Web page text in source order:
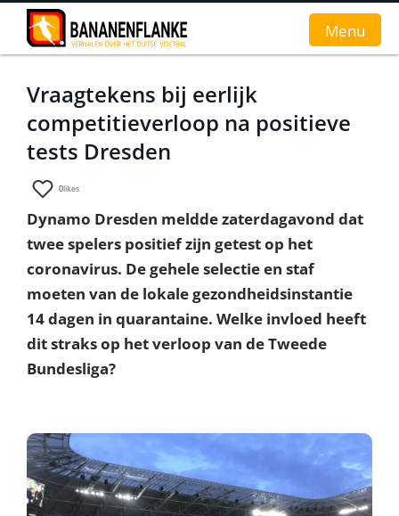
Home
Nieuws
Interviews
Groundhopverhalen
De fans
Achtergrond
Menu
Vraagtekens bij eerlijk
competitieverloop na positieve
tests Dresden
0likes
Dynamo Dresden meldde zaterdagavond dat
twee spelers positief zijn getest op het
coronavirus. De gehele selectie en staf
moeten van de lokale gezondheidsinstantie
14 dagen in quarantaine. Welke invloed heeft
dit straks op het verloop van de Tweede
Bundesliga?